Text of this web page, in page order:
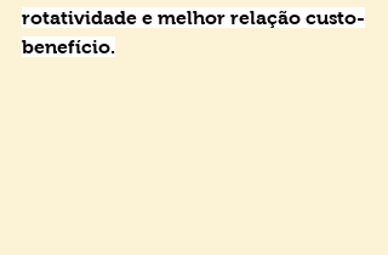
rotatividade e melhor relação custo-
benefício.